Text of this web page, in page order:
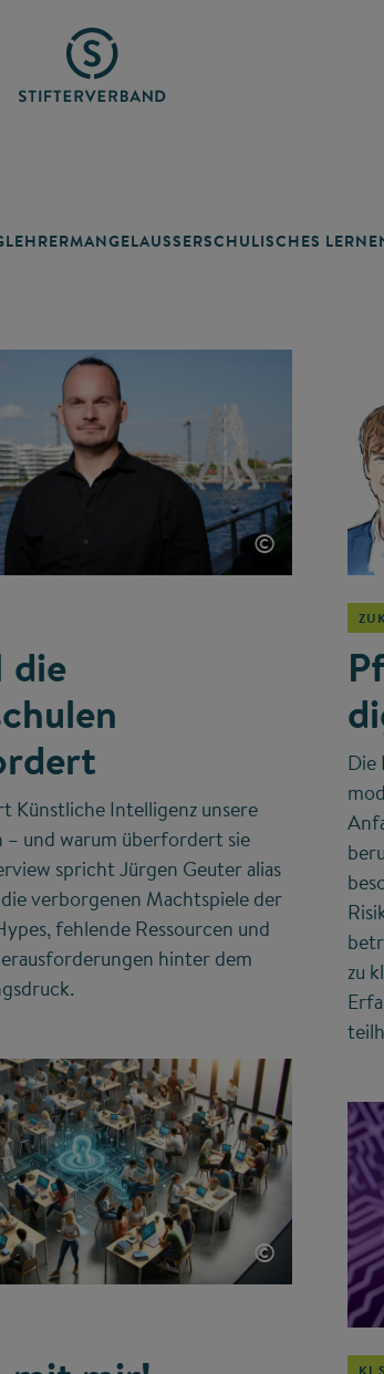
LEHRERMANGELAUSSERSCHULISCHES LERNEN
©
die
Künstliche Intelligenz unsere
– und warum überfordert sie
spricht Jürgen Geuter alias
verborgenen Machtspiele der
fehlende Ressourcen und
hinter dem
Die
zu
©
KI